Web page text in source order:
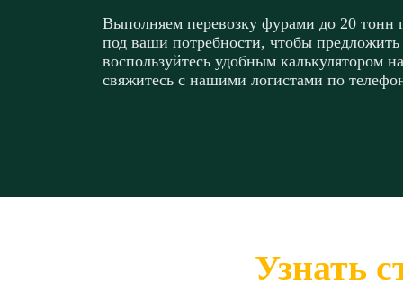
Выполняем перевозку фурами до 20 тонн
под ваши потребности, чтобы
воспользуйтесь удобным калькулятором
свяжитесь с нашими логистами по
Узнать